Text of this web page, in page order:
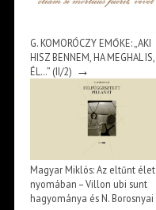
G. KOMORÓCZY EMŐKE: „AKI
HISZ BENNEM, HA MEGHAL IS,
ÉL…” (II/2) →
Magyar Miklós: Az eltűnt élet
nyomában – Villon ubi sunt
hagyománya és N. Borosnyai